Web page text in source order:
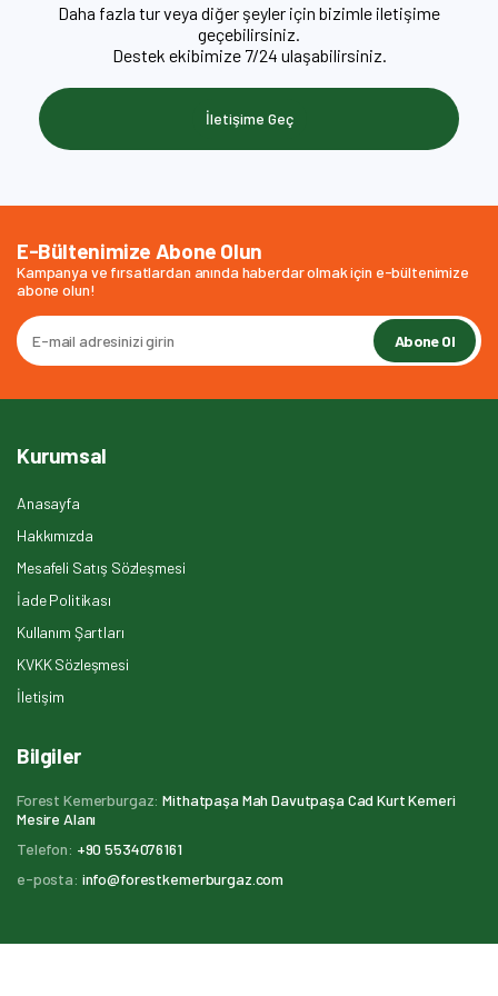
Daha fazla tur veya diğer şeyler için bizimle iletişime
geçebilirsiniz.
Destek ekibimize 7/24 ulaşabilirsiniz.
İletişime Geç
E-Bültenimize Abone Olun
Kampanya ve fırsatlardan anında haberdar olmak için e-bültenimize
abone olun!
Abone Ol
Kurumsal
Anasayfa
Hakkımızda
Mesafeli Satış Sözleşmesi
İade Politikası
Kullanım Şartları
KVKK Sözleşmesi
İletişim
Bilgiler
Forest Kemerburgaz:Mithatpaşa Mah Davutpaşa Cad Kurt Kemeri
Mesire Alanı
Telefon: +90 5534076161
e-posta: info@forestkemerburgaz.com